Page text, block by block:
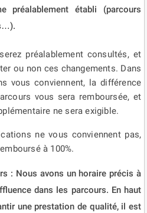
préalablement établi (parcours
préalablement consultés, et
ou non ces changements. Dans
vous conviennent, la différence
vous sera remboursée, et
ne sera exigible.
ne vous conviennent pas,
à 100%.
: Nous avons un horaire précis à
dans les parcours. En haut
une prestation de qualité, il est